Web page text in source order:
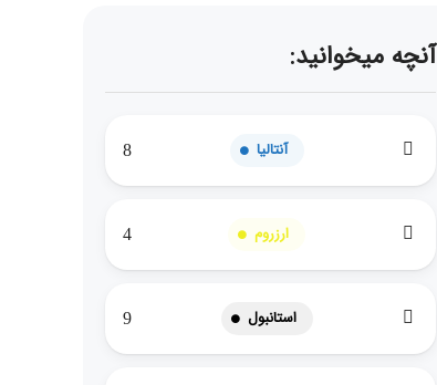
آنچه میخوانید:
آنتالیا 8
ارزروم 4
استانبول 9